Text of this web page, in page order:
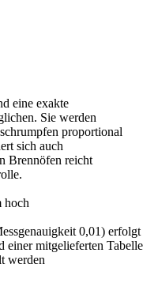
eine exakte
Sie werden
proportional
sich auch
Brennöfen reicht
hoch
0,01) erfolgt
einer mitgelieferten Tabelle
werden